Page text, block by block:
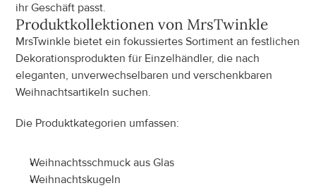
ihr Geschäft passt.
Produktkollektionen von MrsTwinkle
MrsTwinkle bietet ein fokussiertes Sortiment an festlichen
Dekorationsprodukten für Einzelhändler, die nach
eleganten, unverwechselbaren und verschenkbaren
Weihnachtsartikeln suchen.
Die Produktkategorien umfassen:
Weihnachtsschmuck aus Glas
Weihnachtskugeln